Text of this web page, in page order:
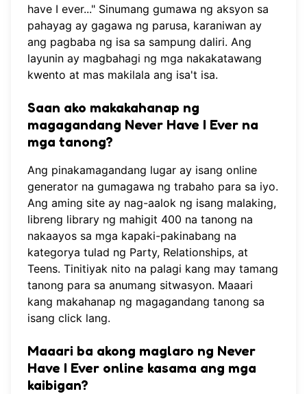
have I ever..." Sinumang gumawa ng aksyon sa
pahayag ay gagawa ng parusa, karaniwan ay
ang pagbaba ng isa sa sampung daliri. Ang
layunin ay magbahagi ng mga nakakatawang
kwento at mas makilala ang isa't isa.
Saan ako makakahanap ng
magagandang Never Have I Ever na
mga tanong?
Ang pinakamagandang lugar ay isang online
generator na gumagawa ng trabaho para sa iyo.
Ang aming site ay nag-aalok ng isang malaking,
libreng library ng mahigit 400 na tanong na
nakaayos sa mga kapaki-pakinabang na
kategorya tulad ng Party, Relationships, at
Teens. Tinitiyak nito na palagi kang may tamang
tanong para sa anumang sitwasyon. Maaari
kang makahanap ng magagandang tanong sa
isang click lang.
Maaari ba akong maglaro ng Never
Have I Ever online kasama ang mga
kaibigan?